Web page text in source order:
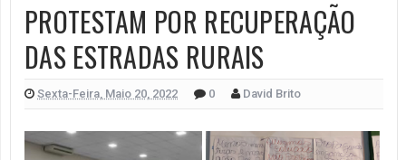
PROTESTAM POR RECUPERAÇÃO
DAS ESTRADAS RURAIS
Sexta-Feira, Maio 20, 2022 0 David Brito